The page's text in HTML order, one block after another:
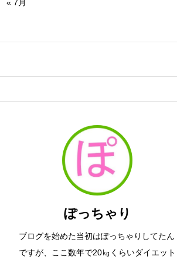
« 7月
ぽっちゃり
ブログを始めた当初はぽっちゃりしてたん
ですが、ここ数年で20㎏くらいダイエット